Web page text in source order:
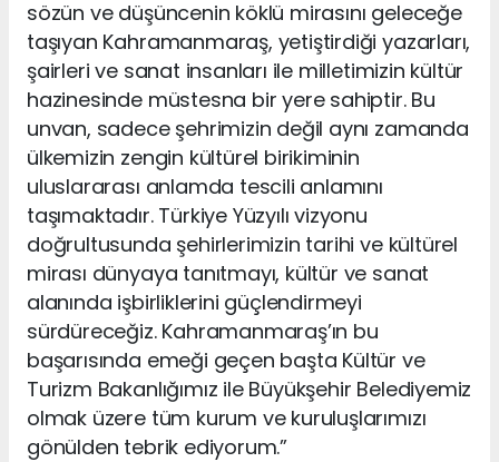
sözün ve düşüncenin köklü mirasını geleceğe
taşıyan Kahramanmaraş, yetiştirdiği yazarları,
şairleri ve sanat insanları ile milletimizin kültür
hazinesinde müstesna bir yere sahiptir. Bu
unvan, sadece şehrimizin değil aynı zamanda
ülkemizin zengin kültürel birikiminin
uluslararası anlamda tescili anlamını
taşımaktadır. Türkiye Yüzyılı vizyonu
doğrultusunda şehirlerimizin tarihi ve kültürel
mirası dünyaya tanıtmayı, kültür ve sanat
alanında işbirliklerini güçlendirmeyi
sürdüreceğiz. Kahramanmaraş’ın bu
başarısında emeği geçen başta Kültür ve
Turizm Bakanlığımız ile Büyükşehir Belediyemiz
olmak üzere tüm kurum ve kuruluşlarımızı
gönülden tebrik ediyorum.”